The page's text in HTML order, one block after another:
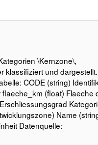
\Kernzone\,
klassifiziert und dargestellt.
CODE (string)
(float) Flaeche
Name
Datenquelle: